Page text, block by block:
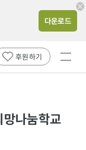
다운로드
후원하기
전체
나눔학교